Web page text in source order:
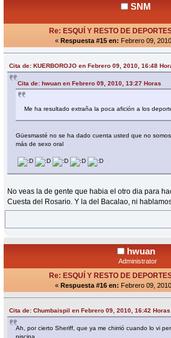
SNM
Re: ESQUÍ Y RESTO DE
« Respuesta #15 en: Febrero 09,
Cita de: KUERBOROJO en Febrero 09, 2010, 16:48
Cita de: hwuan en Febrero 09, 2010, 13:27 Horas
Me ha resultado extraña la poca afición a los
Güesmasté no se ha dado cuenta usted que no
más de sexo oral
No veas la de gente que habia el otro dia para
Cuesta del Rosario. Y la del Bacalao, ni
hwuan
Administrator
Re: ESQUÍ Y RESTO DE
« Respuesta #16 en: Febrero 09,
Cita de: Chumbaispil en Febrero 09, 2010, 16:42 Horas
Ah, por cierto Sheriff, que ya me chirrió cuando lo vi